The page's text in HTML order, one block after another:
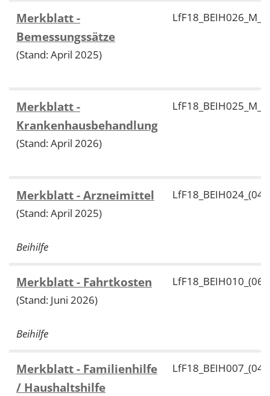
Merkblatt -
Bemessungssätze
(Stand: April 2025)
Merkblatt -
Krankenhausbehandlung
(Stand: April 2026)
Merkblatt - Arzneimittel
(Stand: April 2025)
Beihilfe
Merkblatt - Fahrtkosten
(Stand: Juni 2026)
Beihilfe
Merkblatt - Familienhilfe
/ Haushaltshilfe